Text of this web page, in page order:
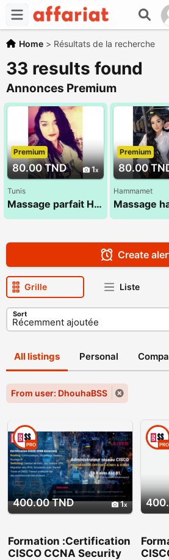
Home > Résultats de la recherche
33 results found
Annonces Premium
80.00 TND 1
Premium
Tunis
Massage parfait Hana 27 835 527
80.00
Premium
Hammamet
Create
Grille Liste
Sort
All listings Personal
From user: DhouhaBSS
400.00 TND 1
PRO
Formation :Certification
CISCO CCNA Security
PRO